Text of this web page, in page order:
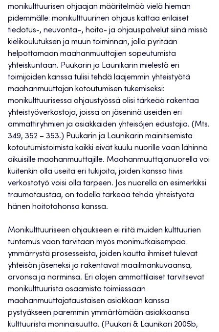
monikulttuurisen ohjaajan määritelmää vielä hieman
pidemmälle: monikulttuurinen ohjaus kattaa erilaiset
tiedotus-, neuvonta–, hoito- ja ohjauspalvelut siinä missä
kielikoulutuksen ja muun toiminnan, jolla pyritään
helpottamaan maahanmuuttajien sopeutumista
yhteiskuntaan. Puukarin ja Launikarin mielestä eri
toimijoiden kanssa tulisi tehdä laajemmin yhteistyötä
maahanmuuttajan kotoutumisen tukemiseksi:
monikulttuurisessa ohjaustyössä olisi tärkeää rakentaa
yhteistyöverkostoja, joissa on jäseninä useiden eri
ammattiryhmien ja asiakkaiden yhteisöjen edustajia. (Mts.
349, 352 – 353.) Puukarin ja Launikarin mainitsemista
kotoutumistoimista kaikki eivät kuulu nuorille vaan lähinnä
aikuisille maahanmuuttajille. Maahanmuuttajanuorella voi
kuitenkin olla useita eri tukijoita, joiden kanssa tiivis
verkostotyö voisi olla tarpeen. Jos nuorella on esimerkiksi
traumataustaa, on todella tärkeää tehdä yhteistyötä
hänen hoitotahonsa kanssa.
Monikulttuuriseen ohjaukseen ei riitä muiden kulttuurien
tuntemus vaan tarvitaan myös monimutkaisempaa
ymmärrystä prosesseista, joiden kautta ihmiset tulevat
yhteisön jäseneksi ja rakentavat maailmankuvaansa,
arvonsa ja norminsa. Eri alojen ammattilaiset tarvitsevat
monikulttuurista osaamista toimiessaan
maahanmuuttajataustaisen asiakkaan kanssa
pystyäkseen paremmin ymmärtämään asiakkaansa
kulttuurista moninaisuutta. (Puukari & Launikari 2005b,